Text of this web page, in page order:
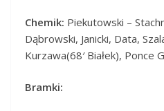
Chemik: Piekutowski –
Dąbrowski, Janicki, Data,
Kurzawa(68′ Białek), Ponce
Bramki: